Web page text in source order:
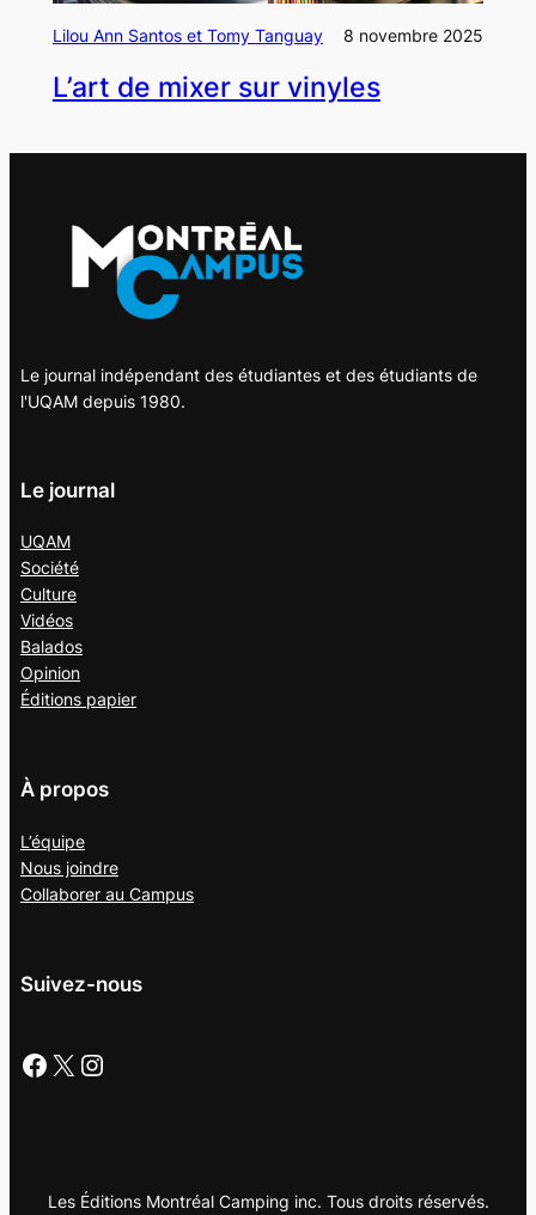
Lilou Ann Santos et Tomy Tanguay 8 novembre 2025
L’art de mixer sur vinyles
Le journal indépendant des étudiantes et des étudiants de
l'UQAM depuis 1980.
Le journal
UQAM
Société
Culture
Vidéos
Balados
Opinion
Éditions papier
À propos
L’équipe
Nous joindre
Collaborer au Campus
Suivez-nous
Facebook X Instagram
Les Éditions Montréal Camping inc. Tous droits réservés.